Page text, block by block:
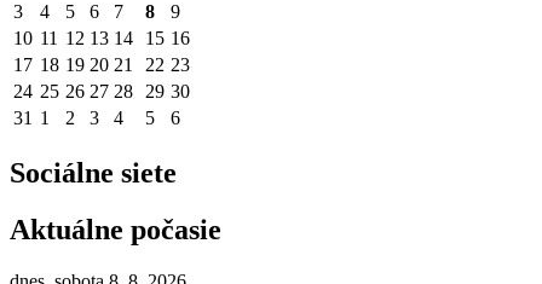
3
4 5 6 7 8
9
10 11 12 13 14 15 16
17 18 19 20 21 22 23
24 25 26 27 28 29 30
31 1 2 3 4 5 6
Sociálne siete
Aktuálne počasie